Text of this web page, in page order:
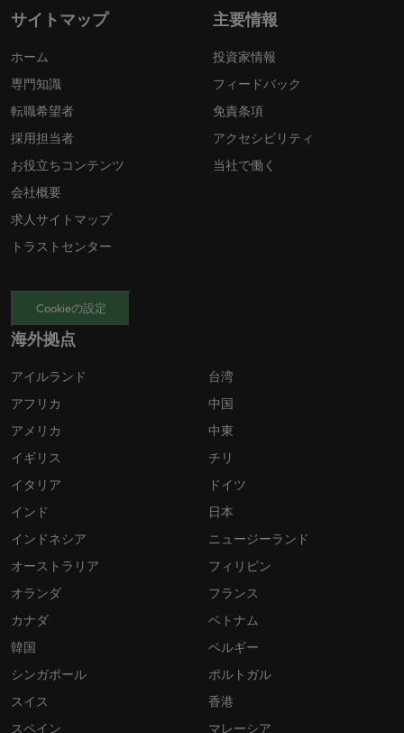
サイトマップ
ホーム
専門知識
転職希望者
採用担当者
お役立ちコンテンツ
会社概要
求人サイトマップ
トラストセンター
主要情報
投資家情報
フィードバック
免責条項
アクセシビリティ
当社で働く
Cookieの設定
海外拠点
アイルランド
アフリカ
アメリカ
イギリス
イタリア
インド
インドネシア
オーストラリア
オランダ
カナダ
韓国
シンガポール
スイス
スペイン
台湾
中国
中東
チリ
ドイツ
日本
ニュージーランド
フィリピン
フランス
ベトナム
ベルギー
ポルトガル
香港
マレーシア